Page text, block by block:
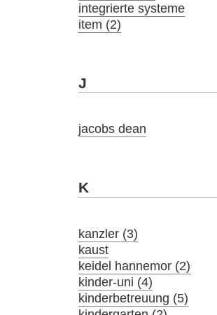
integrierte systeme
item (2)
J
jacobs dean
K
kanzler (3)
kaust
keidel hannemor (2)
kinder-uni (4)
kinderbetreuung (5)